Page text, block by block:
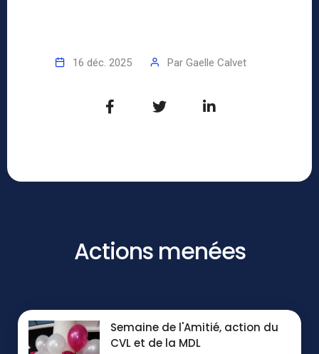
16 déc. 2025 Par Gaelle Calvet
Actions menées
Semaine de l'Amitié, action du
CVL et de la MDL